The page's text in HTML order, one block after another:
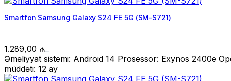
Smartfon Samsung Galaxy S24 FE 5G (SM-S721)
1.289,00 ₼
Əməliyyat sistemi: Android 14 Prosessor: Exynos 2400e
müddəti: 12 ay